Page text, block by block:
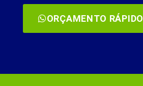
ORÇAMENTO RÁPIDO